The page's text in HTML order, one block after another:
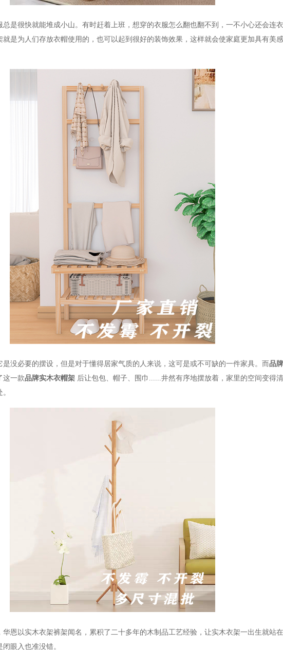
是很快就能堆成小山。有时赶着上班，想穿的衣服怎么翻也翻不到，一不小心还会连
是为人们存放衣帽使用的，也可以起到很好的装饰效果，这样就会使家庭更加具有美
没必要的摆设，但是对于懂得居家气质的人来说，这可是或不可缺的一件家具。而品
这一款品牌实木衣帽架 后让包包、帽子、围巾
井然有序地摆放着，家里的空间变得
华恩以实木衣架裤架闻名，累积了二十多年的木制品工艺经验，让实木衣架一出生就站
眼入也准没错。